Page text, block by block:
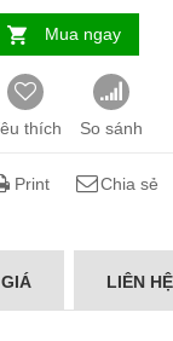
Mua ngay
thích So sánh
Print Chia sẻ
LIÊN